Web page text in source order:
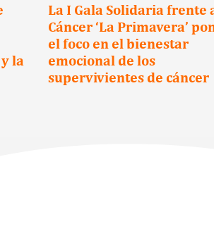
la
La I Gala Solidaria frente
Cáncer ‘La Primavera’
el foco en el bienestar
emocional de los
supervivientes de cáncer